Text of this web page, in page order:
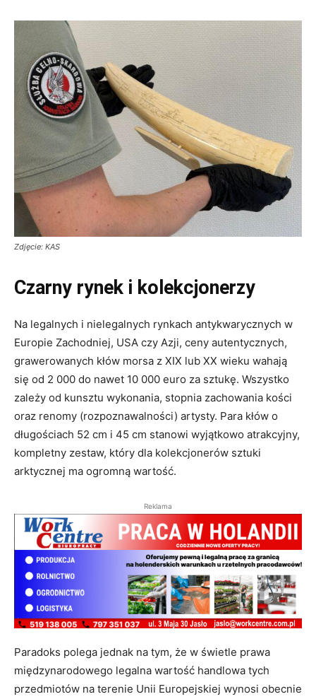
Zdjęcie: KAS
Czarny rynek i kolekcjonerzy
Na legalnych i nielegalnych rynkach antykwarycznych w
Europie Zachodniej, USA czy Azji, ceny autentycznych,
grawerowanych kłów morsa z XIX lub XX wieku wahają
się od 2 000 do nawet 10 000 euro za sztukę. Wszystko
zależy od kunsztu wykonania, stopnia zachowania kości
oraz renomy (rozpoznawalności) artysty. Para kłów o
długościach 52 cm i 45 cm stanowi wyjątkowo atrakcyjny,
kompletny zestaw, który dla kolekcjonerów sztuki
arktycznej ma ogromną wartość.
Reklama
Paradoks polega jednak na tym, że w świetle prawa
międzynarodowego legalna wartość handlowa tych
przedmiotów na terenie Unii Europejskiej wynosi obecnie